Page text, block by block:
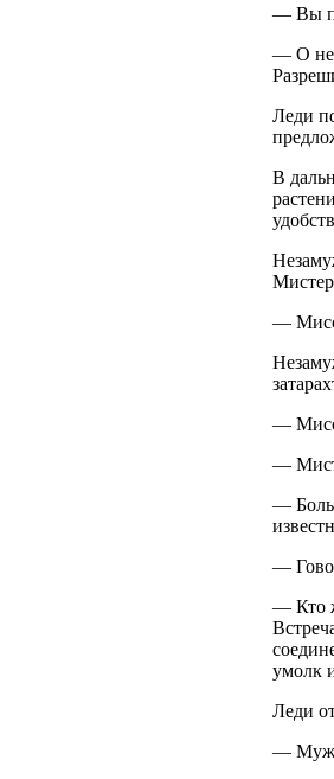
— Вы
— О
Леди
В
— Мисс
—
—
—
—
— Кто
умолк
Леди
—